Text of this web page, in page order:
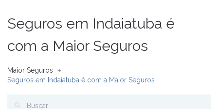
Seguros em Indaiatuba é
com a Maior Seguros
Maior Seguros
Seguros em Indaiatuba é com a Maior Seguros